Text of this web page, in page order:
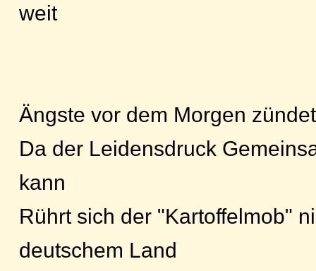
weit
Ängste vor dem Morgen
Da der Leidensdruck
kann
Rührt sich der "Kartoffelmob"
deutschem Land